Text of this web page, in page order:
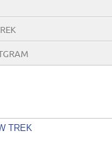
TREK